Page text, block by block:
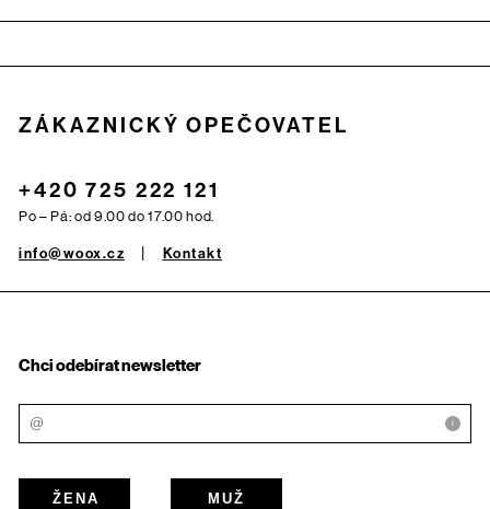
ZÁKAZNICKÝ OPEČOVATEL
+420 725 222 121
Po – Pá: od 9.00 do 17.00 hod.
info@woox.cz Kontakt
Chci odebírat newsletter
i
ŽENA MUŽ